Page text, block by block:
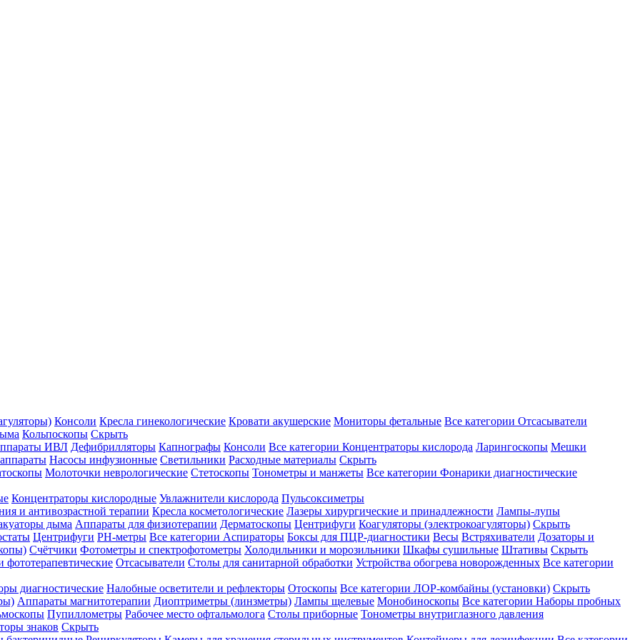
Консоли Кресла гинекологические Кровати акушерские Мониторы фетальные Все категории Отсасыватели
Кольпоскопы Скрыть
ИВЛ Дефибрилляторы Капнографы Консоли Все категории Концентраторы кислорода Ларингоскопы Мешки
Насосы инфузионные Светильники Расходные материалы Скрыть
Молоточки неврологические Стетоскопы Тонометры и манжеты Все категории Фонарики диагностические
Концентраторы кислородные Увлажнители кислорода Пульсоксиметры
и антивозрастной терапии Кресла косметологические Лазеры хирургические и принадлежности Лампы-лупы
дыма Аппараты для физиотерапии Дерматоскопы Центрифуги Коагуляторы (электрокоагуляторы) Скрыть
Центрифуги PH-метры Все категории Аспираторы Боксы для ПЦР-диагностики Весы Встряхиватели Дозаторы и
Счётчики Фотометры и спектрофотометры Холодильники и морозильники Шкафы сушильные Штативы Скрыть
фототерапевтические Отсасыватели Столы для санитарной обработки Устройства обогрева новорожденных Все категории
диагностические Налобные осветители и рефлекторы Отоскопы Все категории ЛОР-комбайны (установки) Скрыть
Аппараты магнитотерапии Диоптриметры (линзметры) Лампы щелевые Монобиноскопы Все категории Наборы пробных
Пупиллометры Рабочее место офтальмолога Столы приборные Тонометры внутриглазного давления
знаков Скрыть